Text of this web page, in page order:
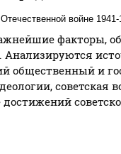
войне
факторы,
общественный и